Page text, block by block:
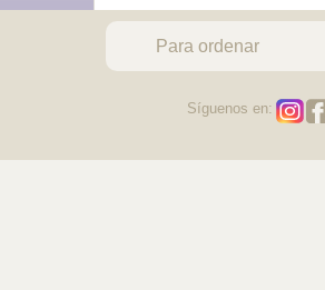
Para ordenar
Síguenos en: